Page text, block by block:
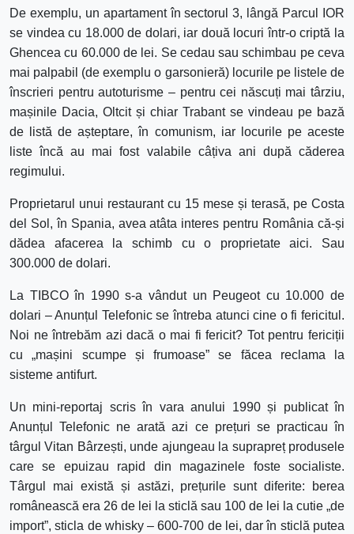
De exemplu, un apartament în sectorul 3, lângă Parcul IOR
se vindea cu 18.000 de dolari, iar două locuri într-o criptă la
Ghencea cu 60.000 de lei. Se cedau sau schimbau pe ceva
mai palpabil (de exemplu o garsonieră) locurile pe listele de
înscrieri pentru autoturisme – pentru cei născuți mai târziu,
mașinile Dacia, Oltcit și chiar Trabant se vindeau pe bază
de listă de așteptare, în comunism, iar locurile pe aceste
liste încă au mai fost valabile câțiva ani după căderea
regimului.
Proprietarul unui restaurant cu 15 mese și terasă, pe Costa
del Sol, în Spania, avea atâta interes pentru România că-și
dădea afacerea la schimb cu o proprietate aici. Sau
300.000 de dolari.
La TIBCO în 1990 s-a vândut un Peugeot cu 10.000 de
dolari – Anunțul Telefonic se întreba atunci cine o fi fericitul.
Noi ne întrebăm azi dacă o mai fi fericit? Tot pentru fericiții
cu „mașini scumpe și frumoase” se făcea reclama la
sisteme antifurt.
Un mini-reportaj scris în vara anului 1990 și publicat în
Anunțul Telefonic ne arată azi ce prețuri se practicau în
târgul Vitan Bârzești, unde ajungeau la suprapreț produsele
care se epuizau rapid din magazinele foste socialiste.
Târgul mai există și astăzi, prețurile sunt diferite: berea
românească era 26 de lei la sticlă sau 100 de lei la cutie „de
import”, sticla de whisky – 600-700 de lei, dar în sticlă putea